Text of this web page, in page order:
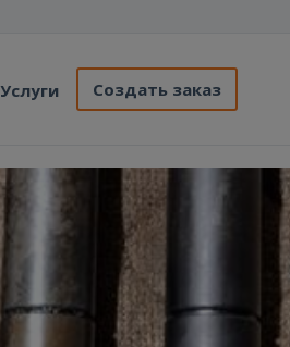
Услуги Создать заказ